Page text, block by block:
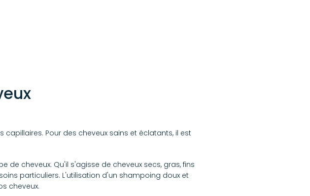
Pour des cheveux sains et éclatants, il est
cheveux. Qu'il s'agisse de cheveux secs, gras, fins
particuliers. L'utilisation d'un shampoing doux et
cheveux.